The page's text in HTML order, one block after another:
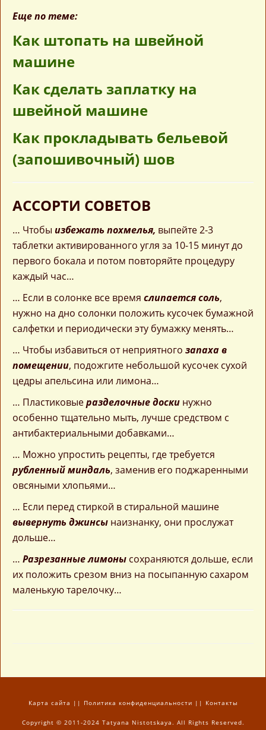
Еще по теме:
Как штопать на швейной
машине
Как сделать заплатку на
швейной машине
Как прокладывать бельевой
(запошивочный) шов
АССОРТИ СОВЕТОВ
… Чтобы избежать похмелья, выпейте 2-3
таблетки активированного угля за 10-15 минут до
первого бокала и потом повторяйте процедуру
каждый час…
… Если в солонке все время слипается соль,
нужно на дно солонки положить кусочек бумажной
салфетки и периодически эту бумажку менять…
… Чтобы избавиться от неприятного запаха в
помещении, подожгите небольшой кусочек сухой
цедры апельсина или лимона…
… Пластиковыеразделочные доски нужно
особенно тщательно мыть, лучше средством с
антибактериальными добавками…
… Можно упростить рецепты, где требуется
рубленный миндаль, заменив его поджаренными
овсяными хлопьями…
… Если перед стиркой в стиральной машине
вывернуть джинсы наизнанку, они прослужат
дольше…
… Разрезанные лимоны сохраняются дольше, если
их положить срезом вниз на посыпанную сахаром
маленькую тарелочку…
Карта сайта || Политика конфиденциальности || Контакты
Copyright © 2011-2024 Tatyana Nistotskaya. All Rights Reserved.